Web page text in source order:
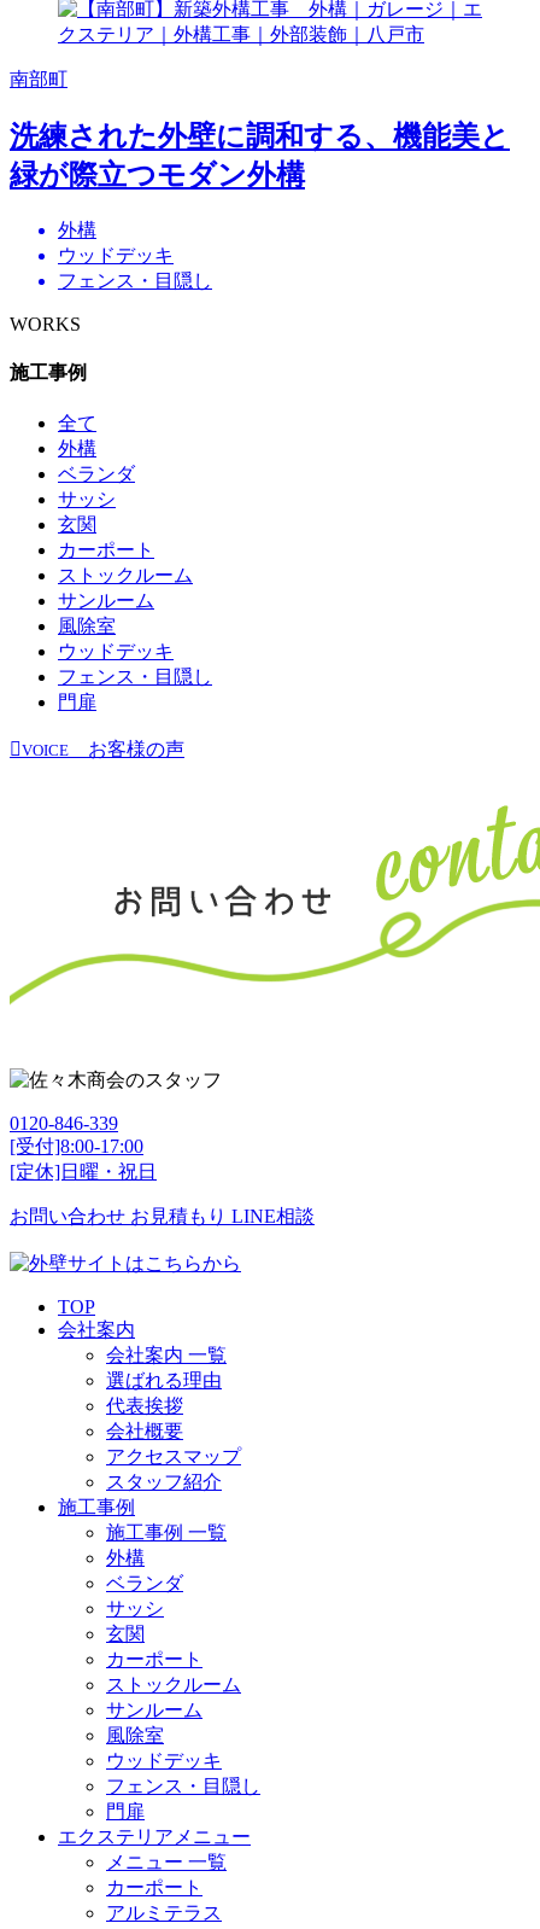
南部町
洗練された外壁に調和する、機能美と
緑が際立つモダン外構
外構
ウッドデッキ
フェンス・目隠し
WORKS
施工事例
全て
外構
ベランダ
サッシ
玄関
カーポート
ストックルーム
サンルーム
風除室
ウッドデッキ
フェンス・目隠し
門扉
VOICE お客様の声
0120-846-339
[受付]8:00-17:00
[定休]日曜・祝日
お問い合わせ お見積もり LINE相談
TOP
会社案内
会社案内 一覧
選ばれる理由
代表挨拶
会社概要
アクセスマップ
スタッフ紹介
施工事例
施工事例 一覧
外構
ベランダ
サッシ
玄関
カーポート
ストックルーム
サンルーム
風除室
ウッドデッキ
フェンス・目隠し
門扉
エクステリアメニュー
メニュー 一覧
カーポート
アルミテラス